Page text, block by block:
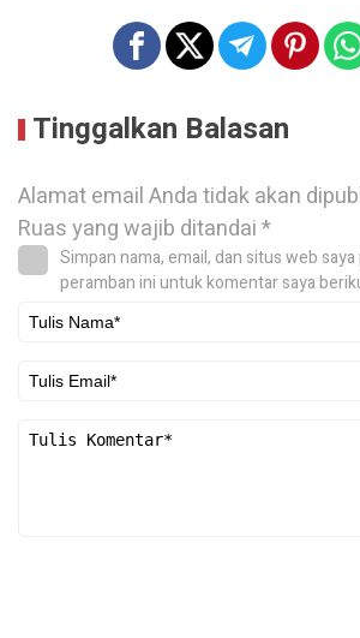
Tinggalkan Balasan
Alamat email Anda tidak akan
Ruas yang wajib ditandai*
Simpan nama, email, dan situs web saya
peramban ini untuk komentar saya